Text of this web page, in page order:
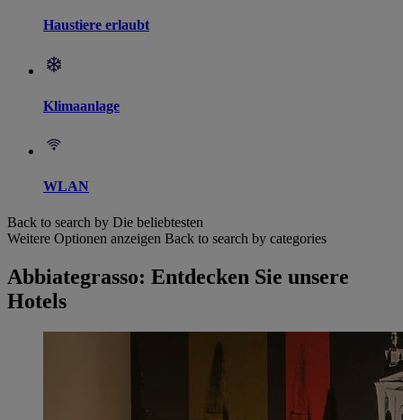
Haustiere erlaubt
Klimaanlage
WLAN
Back to search by Die beliebtesten
Weitere Optionen anzeigen Back to search by categories
Abbiategrasso: Entdecken Sie unsere
Hotels